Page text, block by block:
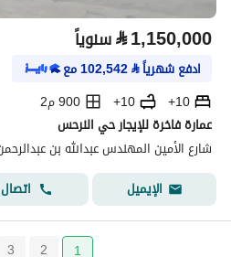
⃁1,150,000 سنوياً
ادفع شهرياً⃁
102,542مع
10+
10+
900 م2
عمارة فاخرة للإيجار حي النرحس
الإيميل
اتصال
1
2
3